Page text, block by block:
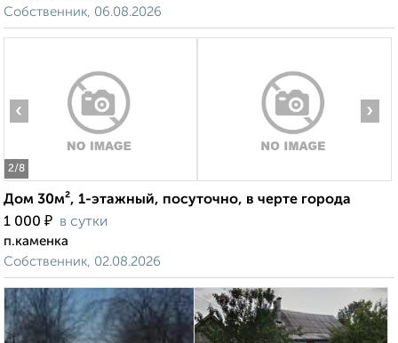
Собственник, 06.08.2026
2/8
‹ ›
Дом 30м², 1-этажный, посуточно, в черте города
1 000 ₽ в сутки
п.каменка
Собственник, 02.08.2026